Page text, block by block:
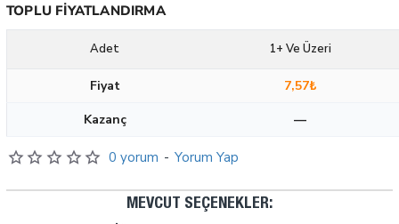
0 yorum - Yorum Yap
MEVCUT SEÇENEKLER:
TOPLU FIYATLANDIRMA
Adet 1+ Ve Üzeri
Fiyat
7,57₺
Kazanç
—